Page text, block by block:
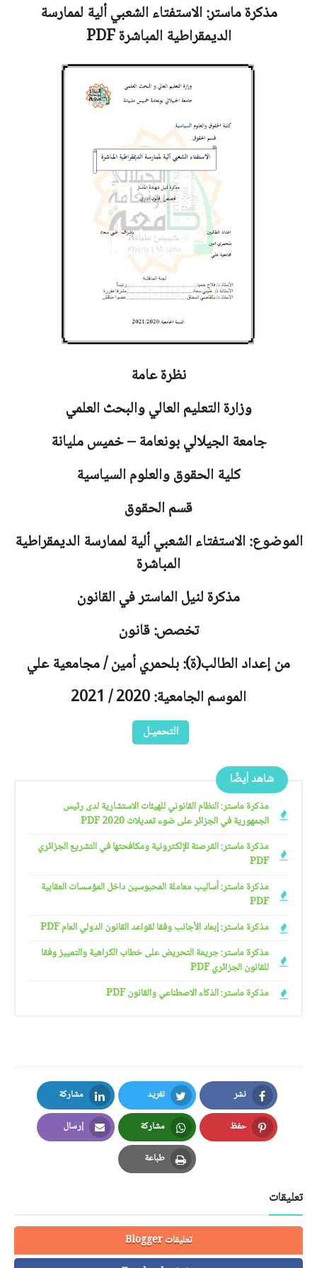
مذكرة ماستر:الاستفتاء الشعبي ألية لممارسة
الديمقراطية المباشرةPDF
نظرة عامة
وزارة التعليم العالي والبحث العلمي
جامعةالجيلالي بونعامة – خميس مليانة
كلية الحقوق والعلوم السياسية
قسم الحقوق
الموضوع: الاستفتاء الشعبي ألية لممارسة الديمقراطية
المباشرة
مذكرة لنيل الماستر في القانون
تخصص: قانون
من إعداد الطالب(ة): بلحمري أمين / مجامعية علي
الموسم الجامعية: 2020 / 2021
التحميـل
شاهد أيضًا
مذكرة ماستر: النظام القانوني للهيئات الاستشارية لدى رئيس
الجمهورية في الجزائر على ضوء تعديلات 2020 PDF
مذكرة ماستر: القرصنة الإلكترونية ومكافحتها في التشريع الجزائري
PDF
مذكرة ماستر: أساليب معاملة المحبوسين داخل المؤسسات العقابية
PDF
مذكرة ماستر: إبعاد الأجانب وفقا لقواعد القانون الدولي العام PDF
مذكرة ماستر: جريمة التحريض على خطاب الكراهية والتمييز وفقا
للقانون الجزائري PDF
مذكرة ماستر: الذكاء الاصطناعي والقانون PDF
نشر
Facebook
تغريد
Twitter
مشاركة
LinkedIn
حفظ
Pinterest
مشاركة
Whatsapp
إرسال
Email
طباعة
Print
تعليقات
تعليقات Blogger